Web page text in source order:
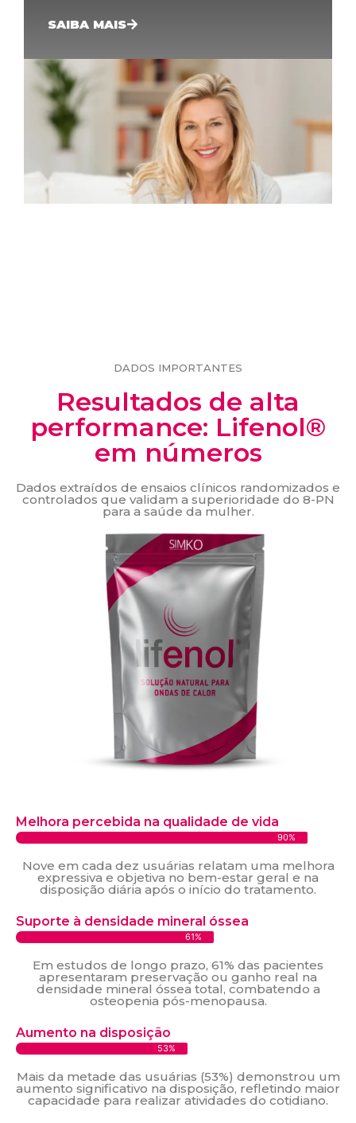
SAIBA MAIS
DADOS IMPORTANTES
Resultados de alta
performance: Lifenol®
em números
Dados extraídos de ensaios clínicos randomizados e
controlados que validam a superioridade do 8-PN
para a saúde da mulher.
Melhora percebida na qualidade de vida
90%
Nove em cada dez usuárias relatam uma melhora
expressiva e objetiva no bem-estar geral e na
disposição diária após o início do tratamento.
Suporte à densidade mineral óssea
61%
Em estudos de longo prazo, 61% das pacientes
apresentaram preservação ou ganho real na
densidade mineral óssea total, combatendo a
osteopenia pós-menopausa.
Aumento na disposição
53%
Mais da metade das usuárias (53%) demonstrou um
aumento significativo na disposição, refletindo maior
capacidade para realizar atividades do cotidiano.